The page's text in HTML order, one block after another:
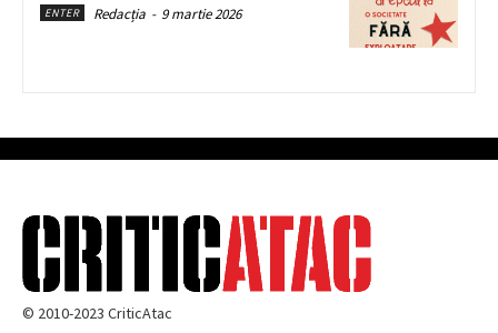
ENTER Redacția - 9 martie 2026
© 2010-2023 CriticAtac